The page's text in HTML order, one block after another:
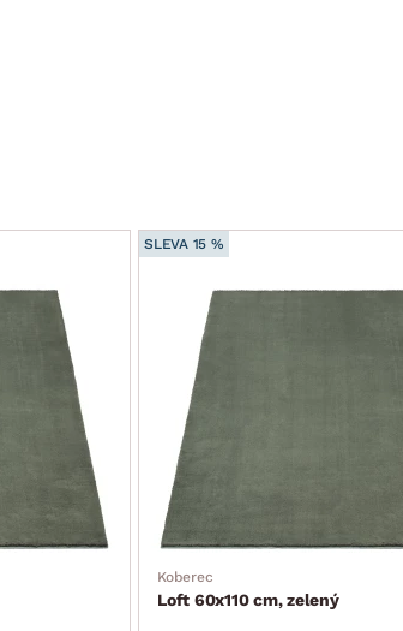
SLEVA 15 %
Koberec
Loft 60x110 cm, zelený